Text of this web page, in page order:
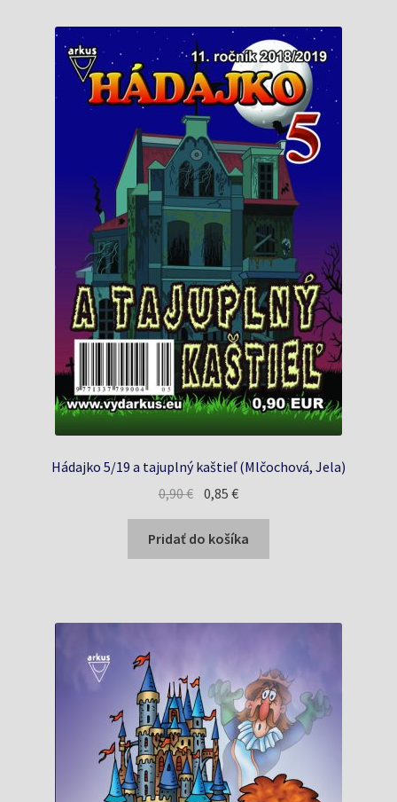
Hádajko 5/19 a tajuplný kaštieľ (Mlčochová, Jela)
0,90€ Pôvodná
cena
bola:
0,90 €.
0,85€Aktuálna
cena
je:
0,85 €.
Pridať do košíka